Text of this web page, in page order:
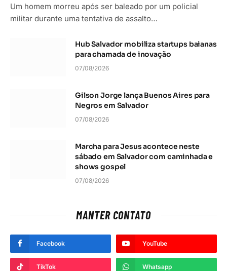
Um homem morreu após ser baleado por um policial
militar durante uma tentativa de assalto…
Hub Salvador mobiliza startups baianas
para chamada de inovação
07/08/2026
Gilson Jorge lança Buenos Aires para
Negros em Salvador
07/08/2026
Marcha para Jesus acontece neste
sábado em Salvador com caminhada e
shows gospel
07/08/2026
MANTER CONTATO
Facebook YouTube
TikTok Whatsapp